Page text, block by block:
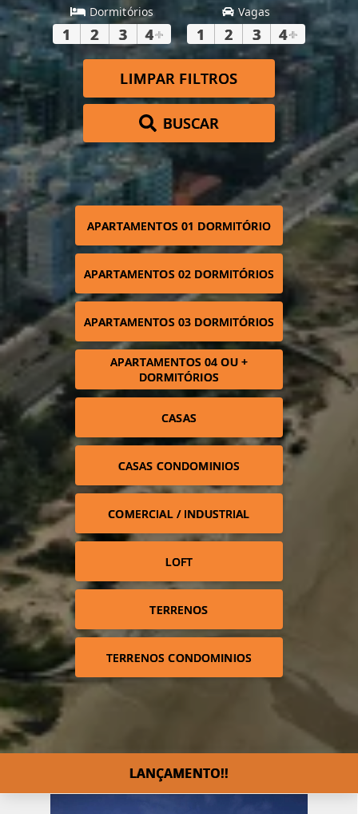
Dormitórios
1 2 3 4+
Vagas
1 2 3 4+
LIMPAR FILTROS
BUSCAR
APARTAMENTOS 01 DORMITÓRIO
APARTAMENTOS 02 DORMITÓRIOS
APARTAMENTOS 03 DORMITÓRIOS
APARTAMENTOS 04 OU +
DORMITÓRIOS
CASAS
CASAS CONDOMINIOS
COMERCIAL / INDUSTRIAL
LOFT
TERRENOS
TERRENOS CONDOMINIOS
LANÇAMENTO!!